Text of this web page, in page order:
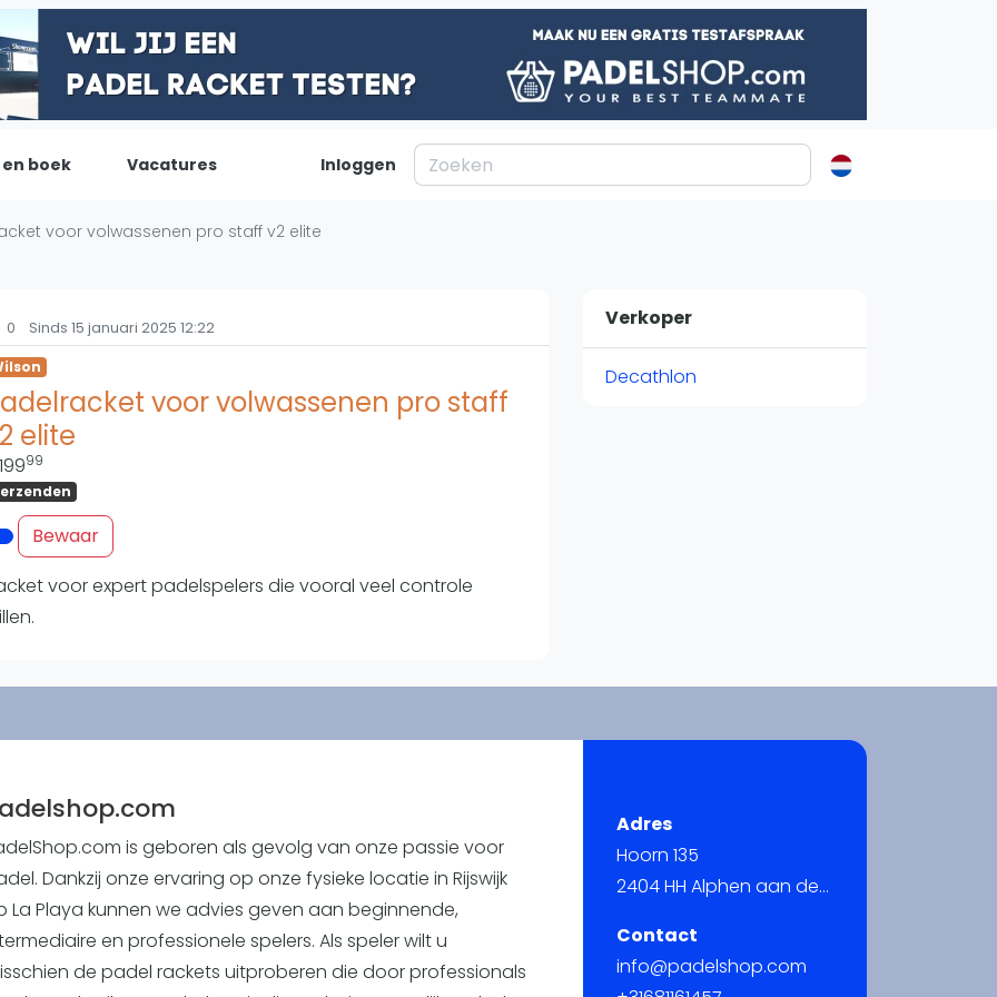
Padel
Blog artikelen
Vragen over padel
Padelgear
Overige
Ranglijsten
Nationale Toernooien
Adverteren
boek Vacatures Inloggen
voor volwassenen pro staff v2 elite
0 Sinds 15 januari 2025 12:22
voor volwassenen pro staff
elite
99
Bewaar
voor expert padelspelers die vooral veel controle
Verkoper
Decathlon
is geboren als gevolg van onze passie voor
Dankzij onze ervaring op onze fysieke locatie in Rijswijk
La Playa kunnen we advies geven aan beginnende,
en professionele spelers. Als speler wilt u
de padel rackets uitproberen die door professionals
Adres
Hoorn 135
2404 HH Alphen aan den Rijn
Contact
info@padelshop.com